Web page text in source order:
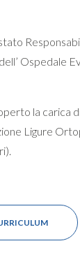
Ospedale
la carica
Ligure